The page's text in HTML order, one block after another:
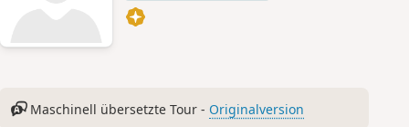
Maschinell übersetzte Tour - Originalversion